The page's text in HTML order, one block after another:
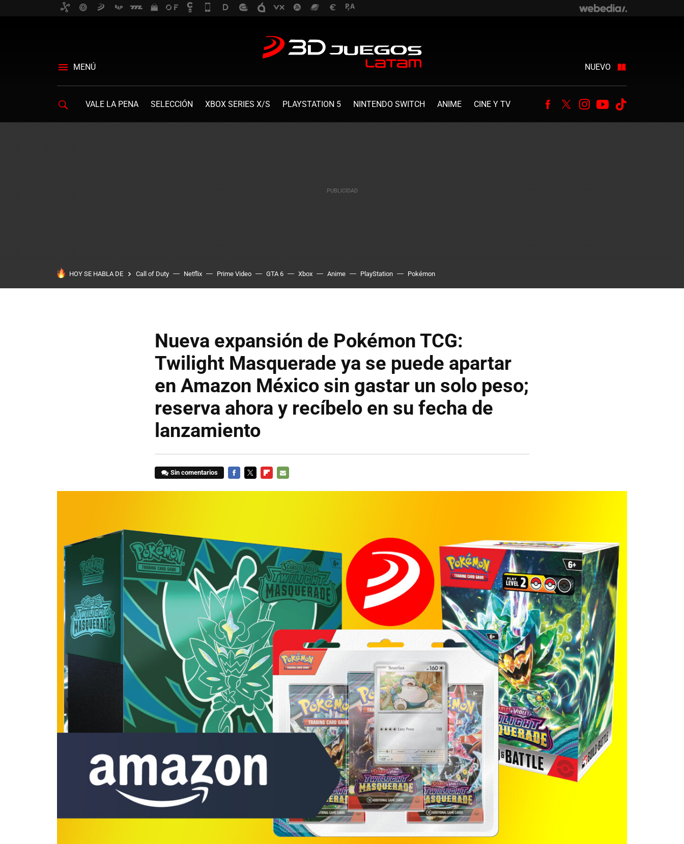
MENÚ NUEVO
VALE LA PENA SELECCIÓN XBOX SERIES X/S PLAYSTATION 5 NINTENDO SWITCH ANIME CINE Y TV Facebook
TwitterInstagram
Youtube
HOY SE HABLA DE Call of Duty Netflix Prime Video GTA 6 Xbox Anime PlayStation Pokémon
Nueva expansión de Pokémon TCG:
Twilight Masquerade ya se puede apartar
en Amazon México sin gastar un solo peso;
reserva ahora y recíbelo en su fecha de
lanzamiento
Sin comentarios